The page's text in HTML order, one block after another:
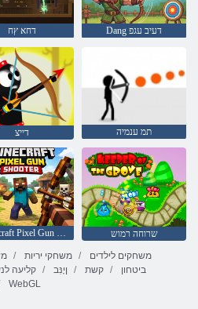
דחא ץח Dang דעיב עגפ
דייצ תמ ענמיה
Minecraft Pixel Gun Shooter
שרוחה רמוש
משחקי יריות
משחקים לילדים
קליעה ןָינִּב קשת
ביטחון
WebGL